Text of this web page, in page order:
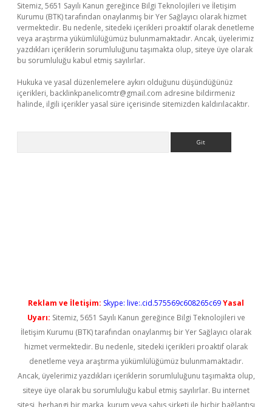
Sitemiz, 5651 Sayılı Kanun gereğince Bilgi Teknolojileri ve İletişim
Kurumu (BTK) tarafından onaylanmış bir Yer Sağlayıcı olarak hizmet
vermektedir. Bu nedenle, sitedeki içerikleri proaktif olarak denetleme
veya araştırma yükümlülüğümüz bulunmamaktadır. Ancak, üyelerimiz
yazdıkları içeriklerin sorumluluğunu taşımakta olup, siteye üye olarak
bu sorumluluğu kabul etmiş sayılırlar.
Hukuka ve yasal düzenlemelere aykırı olduğunu düşündüğünüz
içerikleri, backlinkpanelicomtr@gmail.com adresine bildirmeniz
halinde, ilgili içerikler yasal süre içerisinde sitemizden kaldırılacaktır.
Reklam ve İletişim: Skype: live:.cid.575569c608265c69Yasal
Uyarı: Sitemiz, 5651 Sayılı Kanun gereğince Bilgi Teknolojileri ve
İletişim Kurumu (BTK) tarafından onaylanmış bir Yer Sağlayıcı olarak
hizmet vermektedir. Bu nedenle, sitedeki içerikleri proaktif olarak
denetleme veya araştırma yükümlülüğümüz bulunmamaktadır.
Ancak, üyelerimiz yazdıkları içeriklerin sorumluluğunu taşımakta olup,
siteye üye olarak bu sorumluluğu kabul etmiş sayılırlar. Bu internet
sitesi, herhangi bir marka, kurum veya şahıs şirketi ile hiçbir bağlantısı